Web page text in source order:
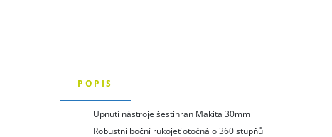
POPIS
Upnutí nástroje šestihran Makita 30mm
Robustní boční rukojeť otočná o 360 stupňů